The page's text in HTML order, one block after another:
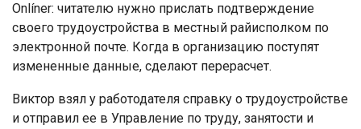
Onlíner: читателю нужно прислать подтверждение
своего трудоустройства в местный райисполком по
электронной почте. Когда в организацию поступят
измененные данные, сделают перерасчет.
Виктор взял у работодателя cправку о трудоустройстве
и отправил ее в Управление по труду, занятости и